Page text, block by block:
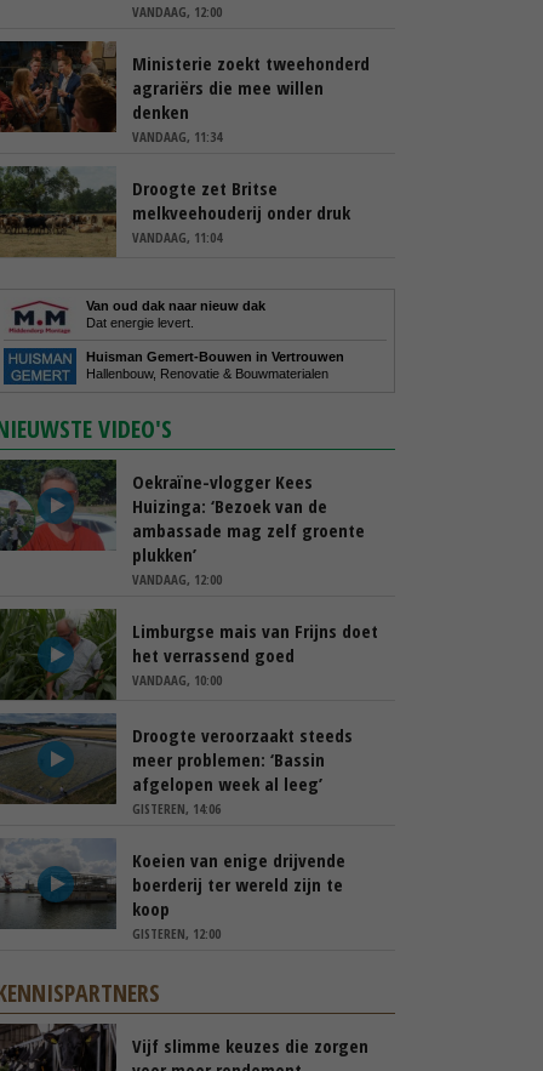
VANDAAG, 12:00
Ministerie zoekt tweehonderd
agrariërs die mee willen
denken
VANDAAG, 11:34
Droogte zet Britse
melkveehouderij onder druk
VANDAAG, 11:04
Van oud dak naar nieuw dak
Dat energie levert.
Huisman Gemert-Bouwen in Vertrouwen
Hallenbouw, Renovatie & Bouwmaterialen
VIDEO'S
Oekraïne-vlogger Kees
Huizinga: ‘Bezoek van de
ambassade mag zelf groente
plukken’
VANDAAG, 12:00
Limburgse mais van Frijns doet
het verrassend goed
VANDAAG, 10:00
Droogte veroorzaakt steeds
meer problemen: ‘Bassin
afgelopen week al leeg’
GISTEREN, 14:06
Koeien van enige drijvende
boerderij ter wereld zijn te
koop
GISTEREN, 12:00
Vijf slimme keuzes die zorgen